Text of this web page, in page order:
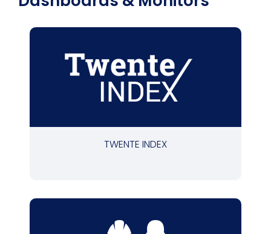
TWENTE INDEX